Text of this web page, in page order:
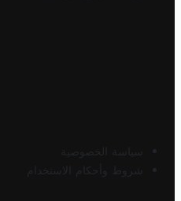
سياسة الخصوصية
شروط وأحكام الاستخدام